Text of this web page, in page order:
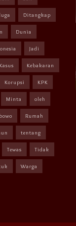
Ditangkap
Dunia
Jadi
Kasus Kebakaran
Korupsi KPK
Minta oleh
Rumah
tentang
Tewas Tidak
Warga